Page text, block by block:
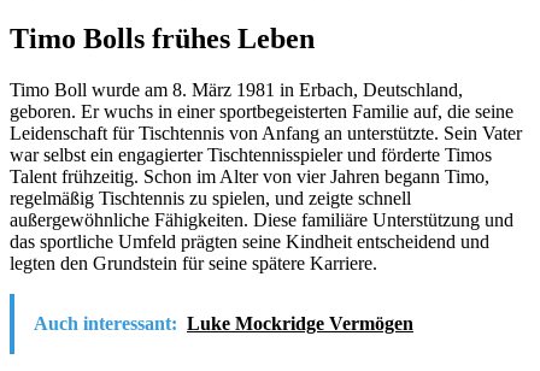
Timo Bolls frühes Leben
Timo Boll wurde am 8. März 1981 in Erbach, Deutschland,
geboren. Er wuchs in einer sportbegeisterten Familie auf, die seine
Leidenschaft für Tischtennis von Anfang an unterstützte. Sein Vater
war selbst ein engagierter Tischtennisspieler und förderte Timos
Talent frühzeitig. Schon im Alter von vier Jahren begann Timo,
regelmäßig Tischtennis zu spielen, und zeigte schnell
außergewöhnliche Fähigkeiten. Diese familiäre Unterstützung und
das sportliche Umfeld prägten seine Kindheit entscheidend und
legten den Grundstein für seine spätere Karriere.
Auch interessant: Luke Mockridge Vermögen